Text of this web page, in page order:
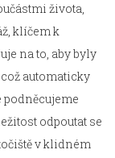
života,
klíčem k
na to, aby byly
automaticky
podněcujeme
odpoutat se
v klidném